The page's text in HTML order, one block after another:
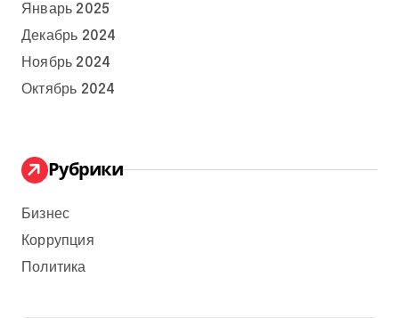
Январь 2025
Декабрь 2024
Ноябрь 2024
Октябрь 2024
Рубрики
Бизнес
Коррупция
Политика